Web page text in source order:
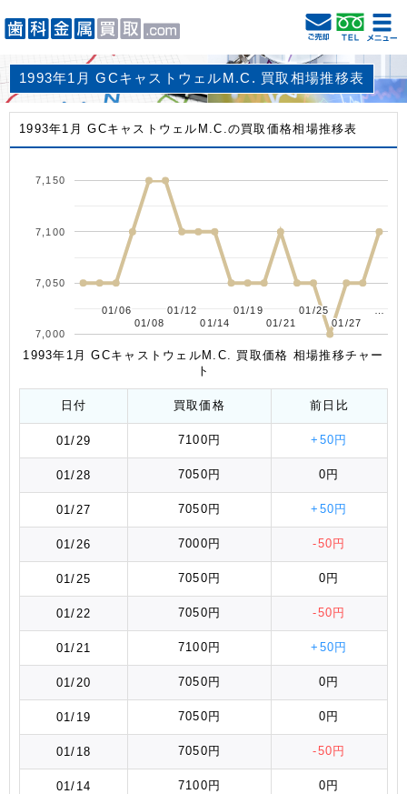
1993年1月 GCキャストウェルM.C. 買取相場推移表
1993年1月 GCキャストウェルM.C.の買取価格相場推移表
01/06
01/06
01/08
01/08
01/12
01/12
01/14
01/14
01/19
01/19
01/21
01/21
01/25
01/25
01/27
01/27
7,000
7,050
7,100
7,150
1993年1月 GCキャストウェルM.C. 買取価格 相場推移チャー
ト
日付 買取価格 前日比
01/29 7100円 +50円
01/28 7050円 0円
01/27 7050円 +50円
01/26 7000円 -50円
01/25 7050円 0円
01/22 7050円 -50円
01/21 7100円 +50円
01/20 7050円 0円
01/19 7050円 0円
01/18 7050円 -50円
01/14 7100円 0円